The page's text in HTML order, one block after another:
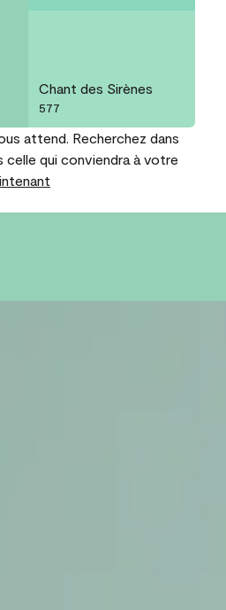
Chant des Sirènes
577
attend. Recherchez dans
celle qui conviendra à votre